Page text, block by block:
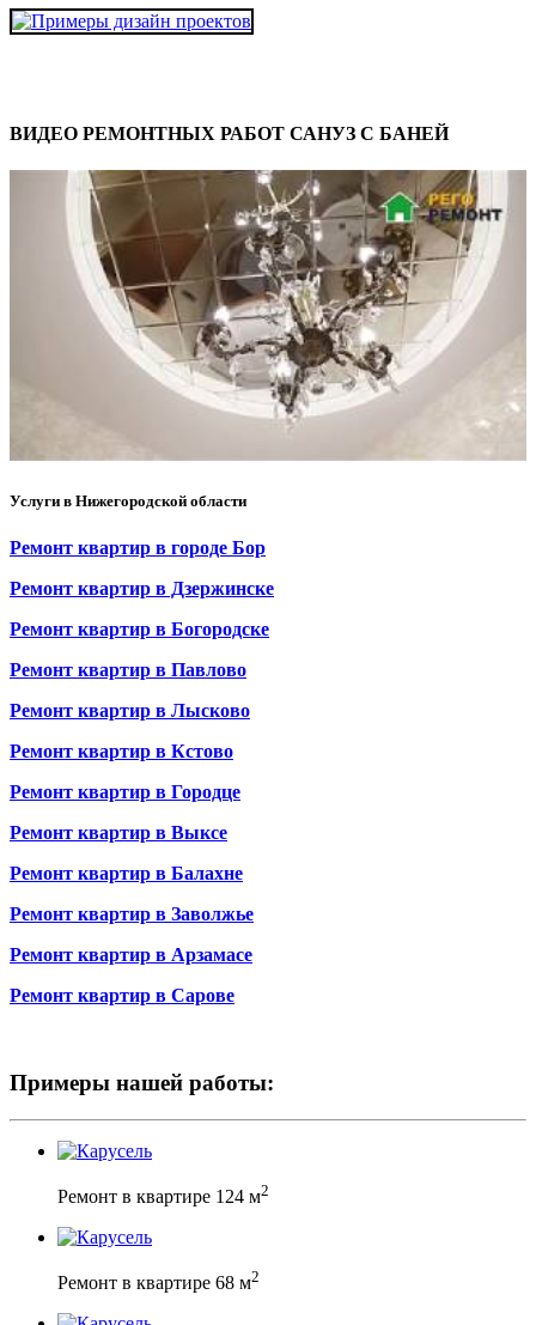
ВИДЕО РЕМОНТНЫХ РАБОТ САНУЗ С БАНЕЙ
Услуги в Нижегородской области
Ремонт квартир в городе Бор
Ремонт квартир в Дзержинске
Ремонт квартир в Богородске
Ремонт квартир в Павлово
Ремонт квартир в Лысково
Ремонт квартир в Кстово
Ремонт квартир в Городце
Ремонт квартир в Выксе
Ремонт квартир в Балахне
Ремонт квартир в Заволжье
Ремонт квартир в Арзамасе
Ремонт квартир в Сарове
Примеры нашей работы:
Ремонт в квартире 124 м2
Ремонт в квартире 68 м2